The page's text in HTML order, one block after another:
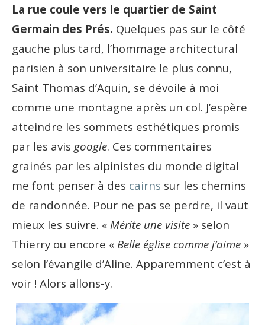
La rue coule vers le quartier de Saint
Germain des Prés. Quelques pas sur le côté
gauche plus tard, l’hommage architectural
parisien à son universitaire le plus connu,
Saint Thomas d’Aquin, se dévoile à moi
comme une montagne après un col. J’espère
atteindre les sommets esthétiques promis
par les avis google. Ces commentaires
grainés par les alpinistes du monde digital
me font penser à des cairns sur les chemins
de randonnée. Pour ne pas se perdre, il vaut
mieux les suivre. « Mérite une visite » selon
Thierry ou encore « Belle église comme j’aime »
selon l’évangile d’Aline. Apparemment c’est à
voir ! Alors allons-y.